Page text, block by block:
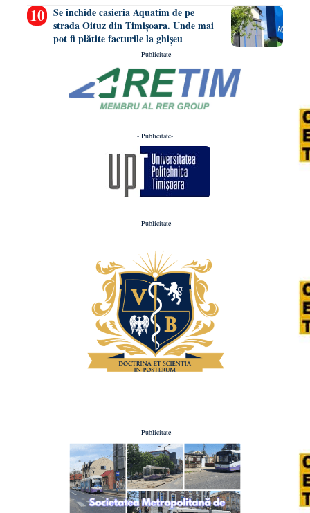
Se închide casieria Aquatim de pe
strada Oituz din Timișoara. Unde mai
pot fi plătite facturile la ghișeu
- Publicitate-
- Publicitate-
- Publicitate-
- Publicitate-